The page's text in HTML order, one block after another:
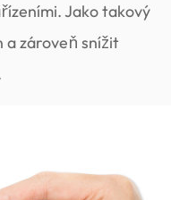
Jako takový
a zároveň snížit